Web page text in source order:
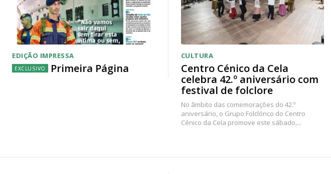
EDIÇÃO IMPRESSA
Primeira Página
CULTURA
Centro Cénico da Cela
celebra 42.º aniversário com
festival de folclore
No âmbito das comemorações do 42.º
aniversário, o Grupo Folclórico do Centro
Cénico da Cela promove este sábado,...